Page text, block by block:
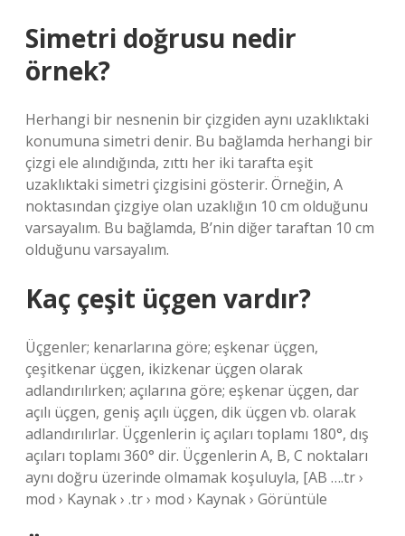
Simetri doğrusu nedir
örnek?
Herhangi bir nesnenin bir çizgiden aynı uzaklıktaki
konumuna simetri denir. Bu bağlamda herhangi bir
çizgi ele alındığında, zıttı her iki tarafta eşit
uzaklıktaki simetri çizgisini gösterir. Örneğin, A
noktasından çizgiye olan uzaklığın 10 cm olduğunu
varsayalım. Bu bağlamda, B’nin diğer taraftan 10 cm
olduğunu varsayalım.
Kaç çeşit üçgen vardır?
Üçgenler; kenarlarına göre; eşkenar üçgen,
çeşitkenar üçgen, ikizkenar üçgen olarak
adlandırılırken; açılarına göre; eşkenar üçgen, dar
açılı üçgen, geniş açılı üçgen, dik üçgen vb. olarak
adlandırılırlar. Üçgenlerin iç açıları toplamı 180°, dış
açıları toplamı 360° dir. Üçgenlerin A, B, C noktaları
aynı doğru üzerinde olmamak koşuluyla, [AB ….tr ›
mod › Kaynak › .tr › mod › Kaynak › Görüntüle